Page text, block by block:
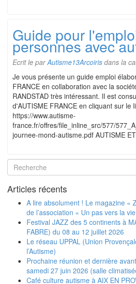
Guide pour
personnes avec
Ecrit le parAutisme13Arcoiris dans la
Je vous présente un guide emploi
FRANCE en collaboration avec la
RANDSTAD très intéressant. Il est
d'AUTISME FRANCE en cliquant sur le
https://www.autisme-
france.fr/offres/file_inline_src/577/
journee-mond-autisme.pdf AUTISME
Articles récents
A lire absolument ! Le magazine «
de l’association « Un pas vers la
Festival JAZZ des 5 continents à
FABRE) du 08 au 12 juillet 2026
Le réseau UPPAL (Union
l’Autisme)
Prochaine réunion et dernière
samedi 27 juin 2026 (salle
Café culture autisme à AIX EN